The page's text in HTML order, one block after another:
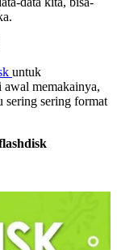
untuk
awal memakainya,
sering sering format